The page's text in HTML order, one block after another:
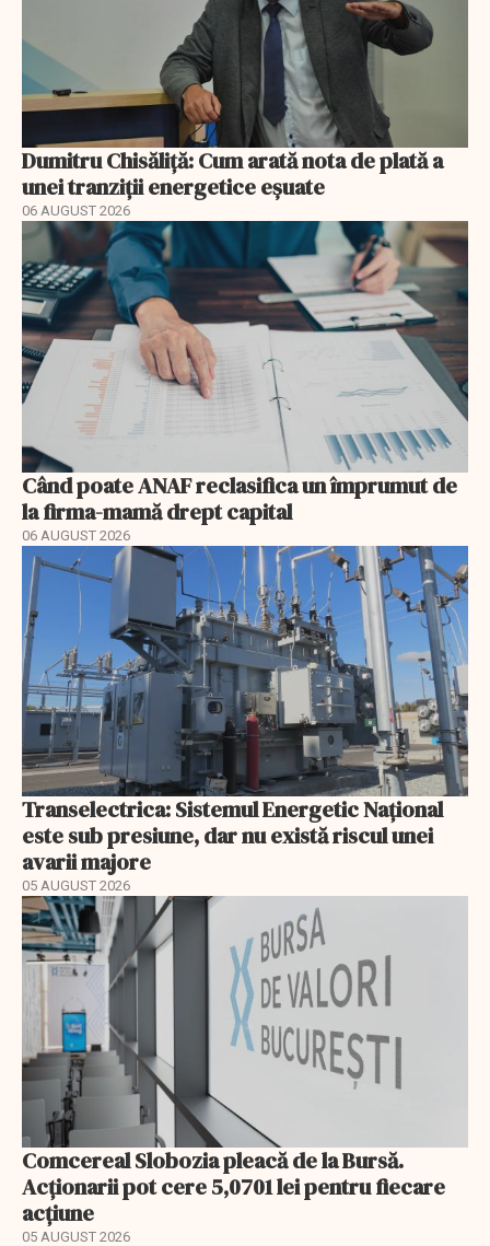
Dumitru Chisăliță: Cum arată nota de plată a
unei tranziții energetice eșuate
06 AUGUST 2026
Când poate ANAF reclasifica un împrumut de
la firma-mamă drept capital
06 AUGUST 2026
Transelectrica: Sistemul Energetic Național
este sub presiune, dar nu există riscul unei
avarii majore
05 AUGUST 2026
Comcereal Slobozia pleacă de la Bursă.
Acționarii pot cere 5,0701 lei pentru fiecare
acțiune
05 AUGUST 2026